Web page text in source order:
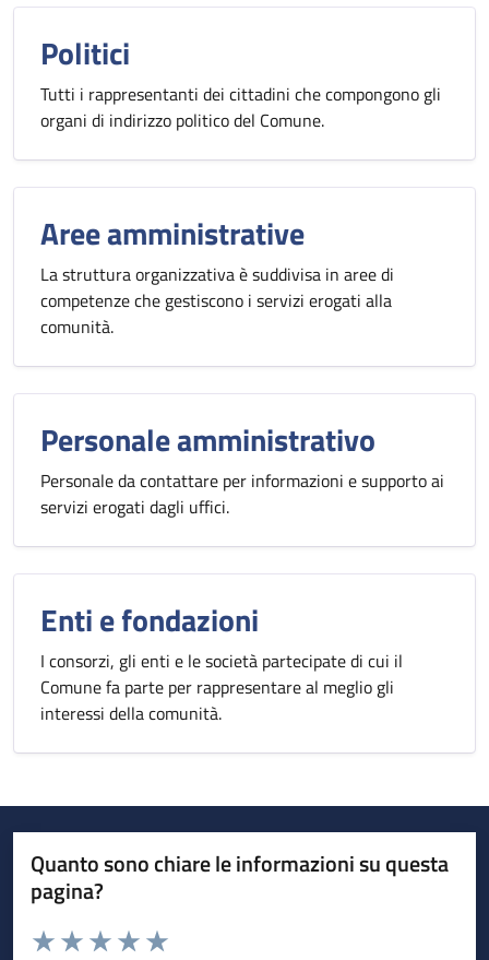
Politici
Tutti i rappresentanti dei cittadini che compongono gli
organi di indirizzo politico del Comune.
Aree amministrative
La struttura organizzativa è suddivisa in aree di
competenze che gestiscono i servizi erogati alla
comunità.
Personale amministrativo
Personale da contattare per informazioni e supporto ai
servizi erogati dagli uffici.
Enti e fondazioni
I consorzi, gli enti e le società partecipate di cui il
Comune fa parte per rappresentare al meglio gli
interessi della comunità.
Quanto sono chiare le informazioni su questa
pagina?
Valuta da 1 a 5 stelle la pagina